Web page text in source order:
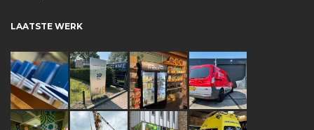
LAATSTE WERK